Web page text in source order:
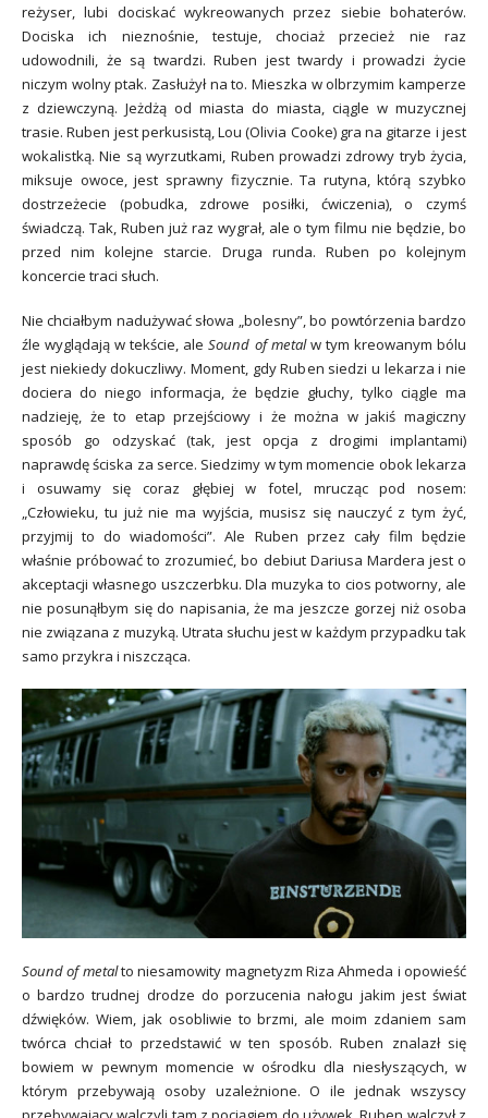
reżyser, lubi dociskać wykreowanych przez siebie bohaterów.
Dociska ich nieznośnie, testuje, chociaż przecież nie raz
udowodnili, że są twardzi. Ruben jest twardy i prowadzi życie
niczym wolny ptak. Zasłużył na to. Mieszka w olbrzymim kamperze
z dziewczyną. Jeżdżą od miasta do miasta, ciągle w muzycznej
trasie. Ruben jest perkusistą, Lou (Olivia Cooke) gra na gitarze i jest
wokalistką. Nie są wyrzutkami, Ruben prowadzi zdrowy tryb życia,
miksuje owoce, jest sprawny fizycznie. Ta rutyna, którą szybko
dostrzeżecie (pobudka, zdrowe posiłki, ćwiczenia), o czymś
świadczą. Tak, Ruben już raz wygrał, ale o tym filmu nie będzie, bo
przed nim kolejne starcie. Druga runda. Ruben po kolejnym
koncercie traci słuch.
Nie chciałbym nadużywać słowa „bolesny”, bo powtórzenia bardzo
źle wyglądają w tekście, aleSound of metalw tym kreowanym bólu
jest niekiedy dokuczliwy. Moment, gdy Ruben siedzi u lekarza i nie
dociera do niego informacja, że będzie głuchy, tylko ciągle ma
nadzieję, że to etap przejściowy i że można w jakiś magiczny
sposób go odzyskać (tak, jest opcja z drogimi implantami)
naprawdę ściska za serce. Siedzimy w tym momencie obok lekarza
i osuwamy się coraz głębiej w fotel, mrucząc pod nosem:
„Człowieku, tu już nie ma wyjścia, musisz się nauczyć z tym żyć,
przyjmij to do wiadomości”. Ale Ruben przez cały film będzie
właśnie próbować to zrozumieć, bo debiut Dariusa Mardera jest o
akceptacji własnego uszczerbku. Dla muzyka to cios potworny, ale
nie posunąłbym się do napisania, że ma jeszcze gorzej niż osoba
nie związana z muzyką. Utrata słuchu jest w każdym przypadku tak
samo przykra i niszcząca.
Sound of metalto niesamowity magnetyzm Riza Ahmeda i opowieść
o bardzo trudnej drodze do porzucenia nałogu jakim jest świat
dźwięków. Wiem, jak osobliwie to brzmi, ale moim zdaniem sam
twórca chciał to przedstawić w ten sposób. Ruben znalazł się
bowiem w pewnym momencie w ośrodku dla niesłyszących, w
którym przebywają osoby uzależnione. O ile jednak wszyscy